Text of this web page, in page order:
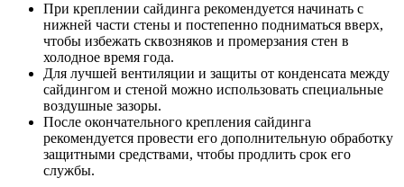
При креплении сайдинга рекомендуется начинать с
нижней части стены и постепенно подниматься вверх,
чтобы избежать сквозняков и промерзания стен в
холодное время года.
Для лучшей вентиляции и защиты от конденсата между
сайдингом и стеной можно использовать специальные
воздушные зазоры.
После окончательного крепления сайдинга
рекомендуется провести его дополнительную обработку
защитными средствами, чтобы продлить срок его
службы.